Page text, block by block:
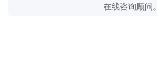
在线咨询顾问。